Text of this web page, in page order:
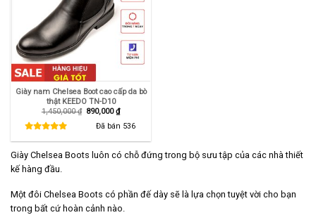
Giày nam Chelsea Boot cao cấp da bò
thật KEEDO TN-D10
1,450,000₫ Giá
890,000₫Giá
hiện
tại
Đã bán 536
Giày Chelsea Boots luôn có chỗ đứng trong bộ sưu tập của các nhà thiết
kế hàng đầu.
Một đôi Chelsea Boots có phần đế dày sẽ là lựa chọn tuyệt vời cho bạn
trong bất cứ hoàn cảnh nào.